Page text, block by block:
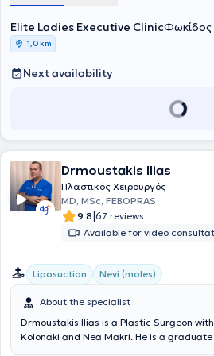
Elite Ladies Executive ClinicΦωκίδος
1,0 km
Next availability
Drmoustakis Ilias
Πλαστικός Χειρουργός
MD, MSc, FEBOPRAS
9.8|67 reviews
Available for video
Liposuction Nevi (moles)
About the specialist
Drmoustakis Ilias is a Plastic Surgeon
Kolonaki and Nea Makri. He is a